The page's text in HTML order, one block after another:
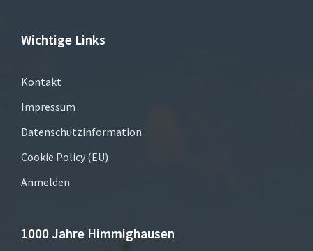
Wichtige Links
Kontakt
Impressum
Datenschutzinformation
Cookie Policy (EU)
Anmelden
1000 Jahre Himmighausen